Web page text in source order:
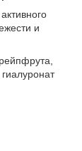
и